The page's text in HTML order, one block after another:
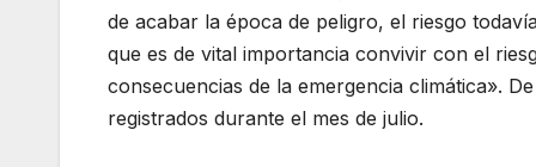
de acabar la época de peligro, el riesgo
que es de vital importancia convivir con el
consecuencias de la emergencia climática».
registrados durante el mes de julio.